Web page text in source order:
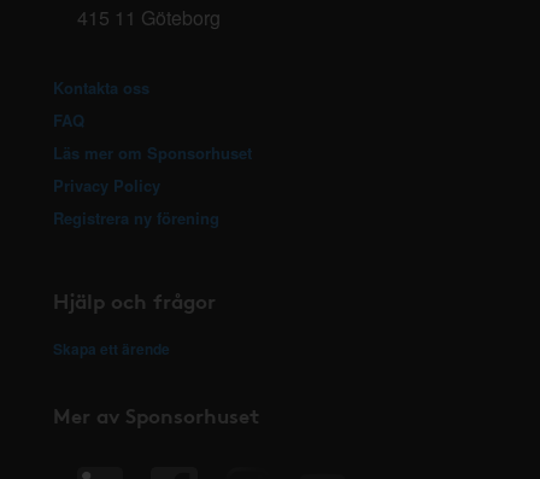
415 11 Göteborg
Kontakta oss
FAQ
Läs mer om Sponsorhuset
Privacy Policy
Registrera ny förening
Hjälp och frågor
Skapa ett ärende
Mer av Sponsorhuset